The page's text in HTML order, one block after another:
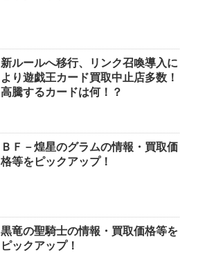
新ルールへ移行、リンク召喚導入に
より遊戯王カード買取中止店多数！
高騰するカードは何！？
ＢＦ－煌星のグラムの情報・買取価
格等をピックアップ！
黒竜の聖騎士の情報・買取価格等を
ピックアップ！